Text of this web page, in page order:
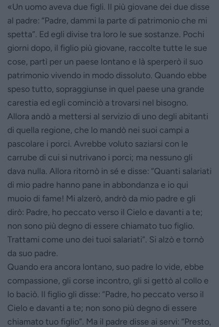
«Un uomo aveva due figli. Il più giovane dei due disse
al padre: “Padre, dammi la parte di patrimonio che mi
spetta”. Ed egli divise tra loro le sue sostanze. Pochi
giorni dopo, il figlio più giovane, raccolte tutte le sue
cose, partì per un paese lontano e là sperperò il suo
patrimonio vivendo in modo dissoluto. Quando ebbe
speso tutto, sopraggiunse in quel paese una grande
carestia ed egli cominciò a trovarsi nel bisogno.
Allora andò a mettersi al servizio di uno degli abitanti
di quella regione, che lo mandò nei suoi campi a
pascolare i porci. Avrebbe voluto saziarsi con le
carrube di cui si nutrivano i porci; ma nessuno gli
dava nulla. Allora ritornò in sé e disse: “Quanti salariati
di mio padre hanno pane in abbondanza e io qui
muoio di fame! Mi alzerò, andrò da mio padre e gli
dirò: Padre, ho peccato verso il Cielo e davanti a te;
non sono più degno di essere chiamato tuo figlio.
Trattami come uno dei tuoi salariati”. Si alzò e tornò
da suo padre.
Quando era ancora lontano, suo padre lo vide, ebbe
compassione, gli corse incontro, gli si gettò al collo e
lo baciò. Il figlio gli disse: “Padre, ho peccato verso il
Cielo e davanti a te; non sono più degno di essere
chiamato tuo figlio”. Ma il padre disse ai servi: “Presto,